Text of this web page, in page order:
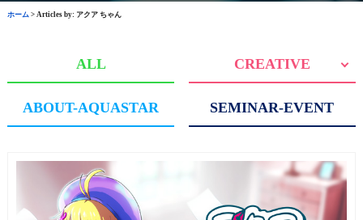
ホーム> Articles by: アクア ちゃん
ALL CREATIVE
ABOUT-AQUASTAR SEMINAR-EVENT